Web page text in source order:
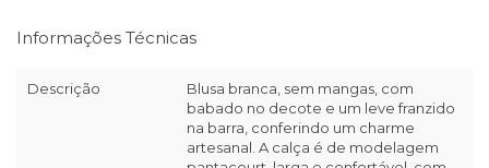
Informações Técnicas
Descrição
Blusa branca, sem mangas, com
babado no decote e um leve franzido
na barra, conferindo um charme
artesanal. A calça é de modelagem